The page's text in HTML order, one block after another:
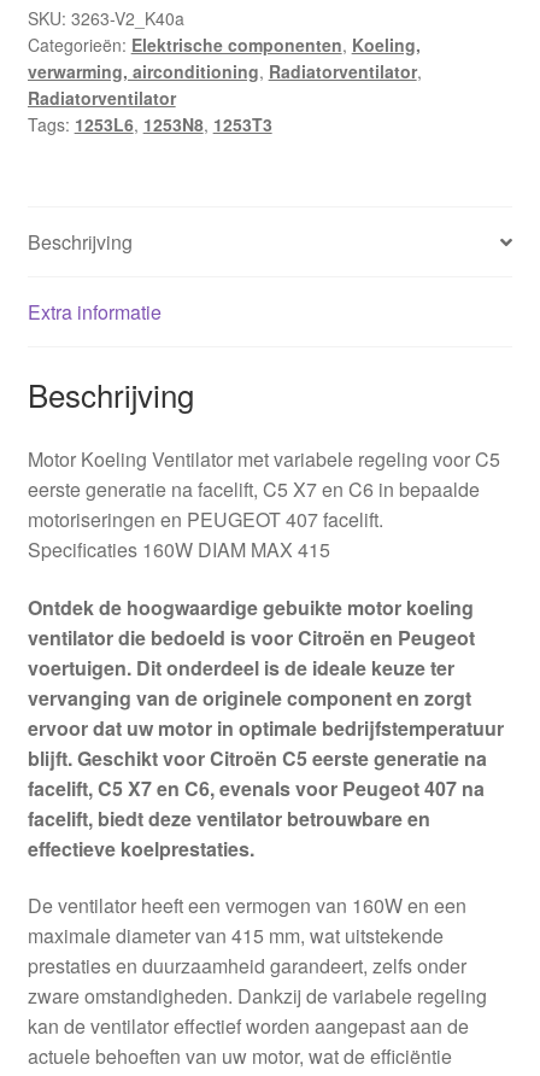
1253L6
1253T3
hoeveelheid
SKU: 3263-V2_K40a
Categorieën: Elektrische componenten, Koeling,
verwarming, airconditioning, Radiatorventilator,
Radiatorventilator
Tags: 1253L6, 1253N8, 1253T3
Beschrijving
Extra informatie
Beschrijving
Motor Koeling Ventilator met variabele regeling voor C5
eerste generatie na facelift, C5 X7 en C6 in bepaalde
motoriseringen en PEUGEOT 407 facelift.
Specificaties 160W DIAM MAX 415
Ontdek de hoogwaardige gebuikte motor koeling
ventilator die bedoeld is voor Citroën en Peugeot
voertuigen. Dit onderdeel is de ideale keuze ter
vervanging van de originele component en zorgt
ervoor dat uw motor in optimale bedrijfstemperatuur
blijft. Geschikt voor Citroën C5 eerste generatie na
facelift, C5 X7 en C6, evenals voor Peugeot 407 na
facelift, biedt deze ventilator betrouwbare en
effectieve koelprestaties.
De ventilator heeft een vermogen van 160W en een
maximale diameter van 415 mm, wat uitstekende
prestaties en duurzaamheid garandeert, zelfs onder
zware omstandigheden. Dankzij de variabele regeling
kan de ventilator effectief worden aangepast aan de
actuele behoeften van uw motor, wat de efficiëntie